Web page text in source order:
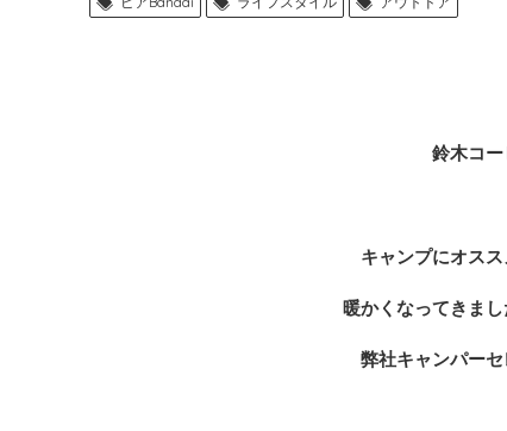
鈴木コー
キャンプにオス
暖かくなってきま
弊社キャンパー